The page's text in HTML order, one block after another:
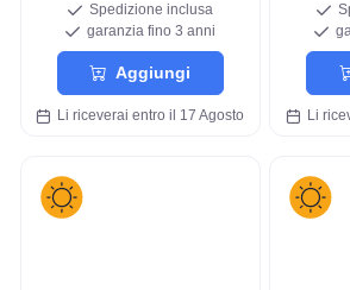
Spedizione inclusa
garanzia fino 3 anni
Aggiungi
Li riceverai entro il 17 Agosto Li